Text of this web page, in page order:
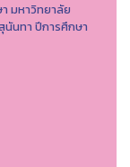
มหาวิทยาลัย
นันทา ปีการศึกษา